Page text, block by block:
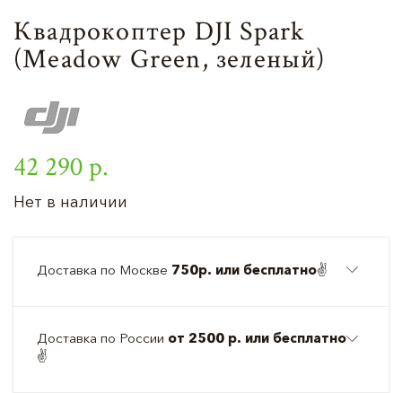
Квадрокоптер DJI Spark
(Meadow Green, зеленый)
42 290 р.
Нет в наличии
Доставка по Москве 750р. или бесплатно✌️
Доставка по России от 2500 р. или бесплатно
✌️